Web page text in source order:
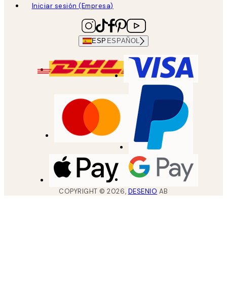
Iniciar sesión (Empresa)
ESP ESPAÑOL
COPYRIGHT ©2026, DESENIO AB